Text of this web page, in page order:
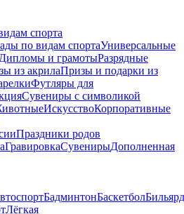
спорта
по видам спортаУниверсальные
Дипломы и грамотыРазрядные
из акрилаПризы и подарки из
Футляры для
Сувениры с символикой
ИскусствоКорпоративные
Праздники родов
ГравировкаСувенирыДополненная
БадминтонБаскетболБильярд
Лёгкая